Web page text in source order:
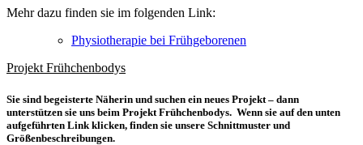
Mehr dazu finden sie im folgenden Link:
Physiotherapie bei Frühgeborenen
Projekt Frühchenbodys
Sie sind begeisterte Näherin und suchen ein neues Projekt – dann
unterstützen sie uns beim Projekt Frühchenbodys. Wenn sie auf den unten
aufgeführten Link klicken, finden sie unsere Schnittmuster und
Größenbeschreibungen.